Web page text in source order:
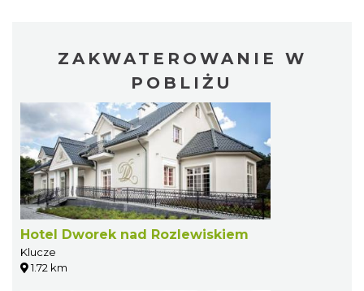
ZAKWATEROWANIE W
POBLIŻU
Hotel Dworek nad Rozlewiskiem
Klucze
1.72 km